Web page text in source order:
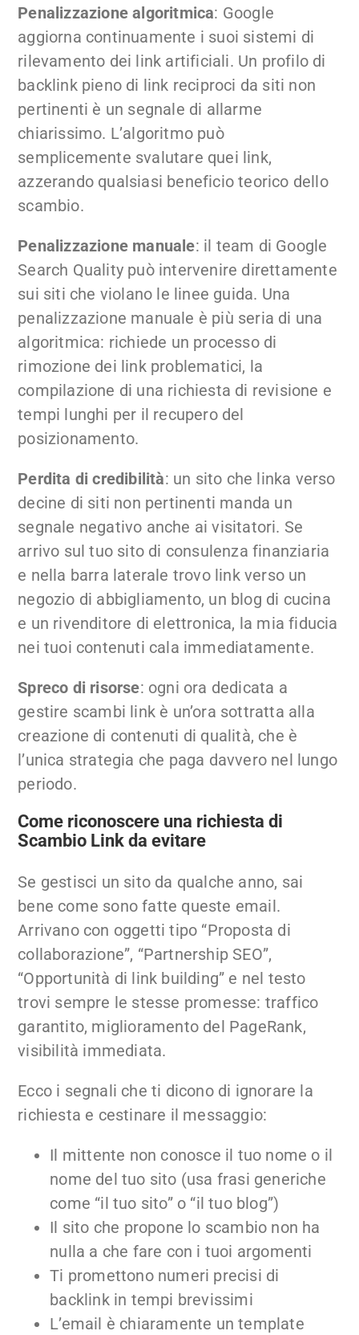
Penalizzazione algoritmica: Google
aggiorna continuamente i suoi sistemi di
rilevamento dei link artificiali. Un profilo di
backlink pieno di link reciproci da siti non
pertinenti è un segnale di allarme
chiarissimo. L’algoritmo può
semplicemente svalutare quei link,
azzerando qualsiasi beneficio teorico dello
scambio.
Penalizzazione manuale: il team di Google
Search Quality può intervenire direttamente
sui siti che violano le linee guida. Una
penalizzazione manuale è più seria di una
algoritmica: richiede un processo di
rimozione dei link problematici, la
compilazione di una richiesta di revisione e
tempi lunghi per il recupero del
posizionamento.
Perdita di credibilità: un sito che linka verso
decine di siti non pertinenti manda un
segnale negativo anche ai visitatori. Se
arrivo sul tuo sito di consulenza finanziaria
e nella barra laterale trovo link verso un
negozio di abbigliamento, un blog di cucina
e un rivenditore di elettronica, la mia fiducia
nei tuoi contenuti cala immediatamente.
Spreco di risorse: ogni ora dedicata a
gestire scambi link è un’ora sottratta alla
creazione di contenuti di qualità, che è
l’unica strategia che paga davvero nel lungo
periodo.
Come riconoscere una richiesta di
Scambio Link da evitare
Se gestisci un sito da qualche anno, sai
bene come sono fatte queste email.
Arrivano con oggetti tipo “Proposta di
collaborazione”, “Partnership SEO”,
“Opportunità di link building” e nel testo
trovi sempre le stesse promesse: traffico
garantito, miglioramento del PageRank,
visibilità immediata.
Ecco i segnali che ti dicono di ignorare la
richiesta e cestinare il messaggio:
Il mittente non conosce il tuo nome o il
nome del tuo sito (usa frasi generiche
come “il tuo sito” o “il tuo blog”)
Il sito che propone lo scambio non ha
nulla a che fare con i tuoi argomenti
Ti promettono numeri precisi di
backlink in tempi brevissimi
L’email è chiaramente un template